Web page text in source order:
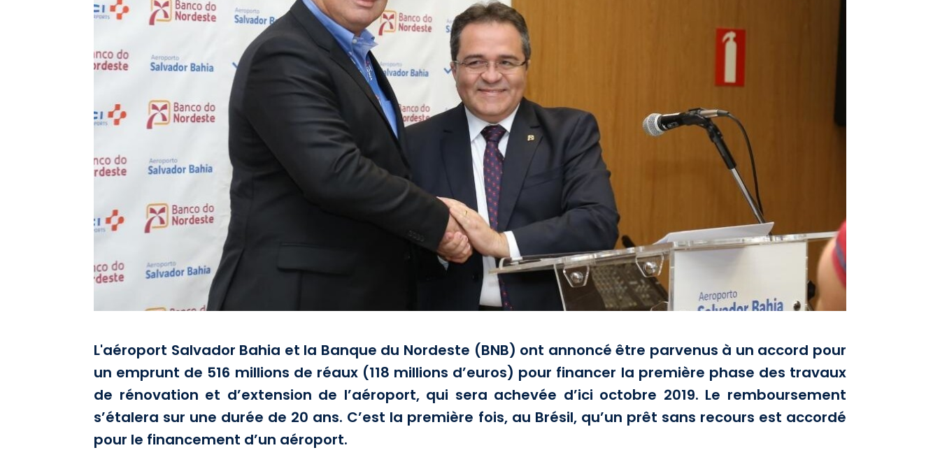
L'aéroport Salvador Bahia et la Banque du Nordeste (BNB) ont annoncé être parvenus à un accord pour
un emprunt de 516 millions de réaux (118 millions d’euros) pour financer la première phase des travaux
de rénovation et d’extension de l’aéroport, qui sera achevée d’ici octobre 2019. Le remboursement
s’étalera sur une durée de 20 ans. C’est la première fois, au Brésil, qu’un prêt sans recours est accordé
pour le financement d’un aéroport.